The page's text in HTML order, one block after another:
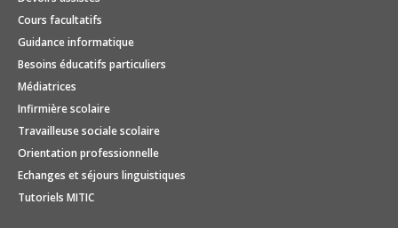
Cours facultatifs
Guidance informatique
Besoins éducatifs particuliers
Médiatrices
Infirmière scolaire
Travailleuse sociale scolaire
Orientation professionnelle
Echanges et séjours linguistiques
Tutoriels MITIC